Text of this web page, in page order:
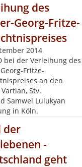
des
Georg-Fritze-
2014
bei der Verleihung des
Fritze-
an den
Stv.
Samwel Lulukyan
in Köln.
der
-
geht